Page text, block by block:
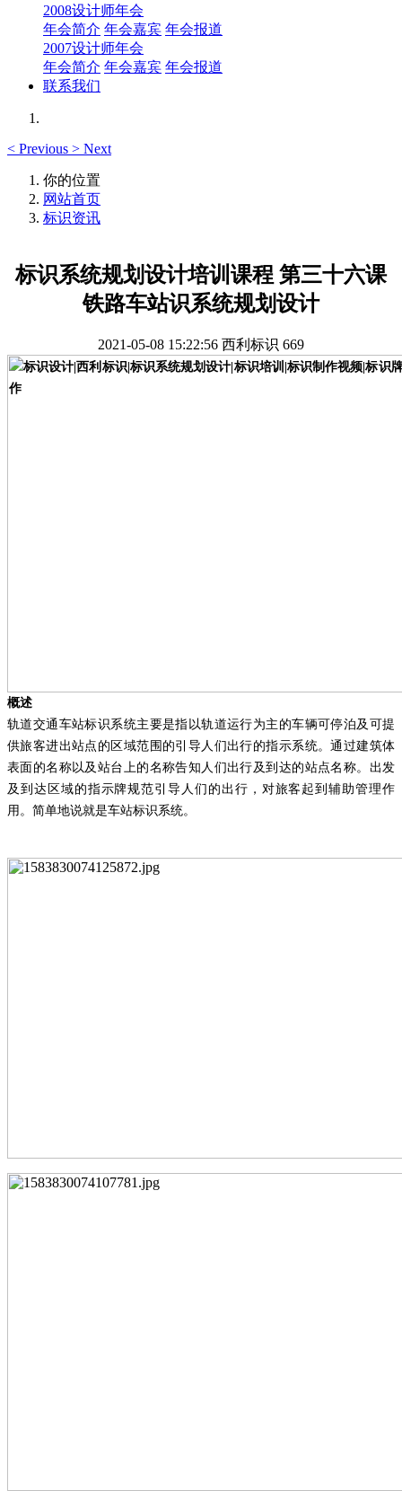
2008设计师年会
年会简介 年会嘉宾 年会报道
2007设计师年会
年会简介 年会嘉宾 年会报道
联系我们
< Previous > Next
你的位置
网站首页
标识资讯
标识系统规划设计培训课程 第三十六课
铁路车站识系统规划设计
2021-05-08 15:22:56 西利标识 669
概述
轨道交通车站标识系统主要是指以轨道运行为主的车辆可停泊及可提
供旅客进出站点的区域范围的引导人们出行的指示系统。通过建筑体
表面的名称以及站台上的名称告知人们出行及到达的站点名称。出发
及到达区域的指示牌规范引导人们的出行，对旅客起到辅助管理作
用。简单地说就是车站标识系统。